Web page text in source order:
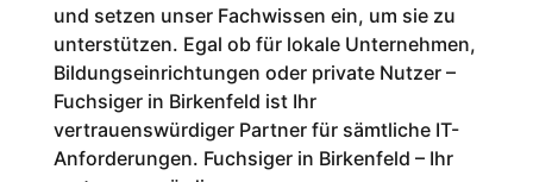
und setzen unser Fachwissen ein, um sie zu
unterstützen. Egal ob für lokale Unternehmen,
Bildungseinrichtungen oder private Nutzer –
Fuchsiger in Birkenfeld ist Ihr
vertrauenswürdiger Partner für sämtliche IT-
Anforderungen. Fuchsiger in Birkenfeld – Ihr